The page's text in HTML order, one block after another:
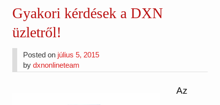
Gyakori kérdések a DXN
üzletről!
Posted on július 5, 2015
bydxnonlineteam
Az